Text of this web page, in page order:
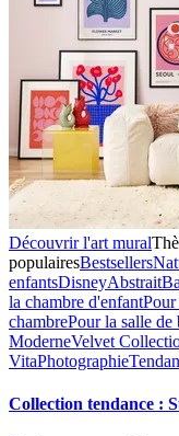
Découvrir l'art mural
populairesBestsellers
enfantsDisneyAbstrait
la chambre d'enfant
chambrePour la salle de
ModerneVelvet
VitaPhotographie
Collection tendance :